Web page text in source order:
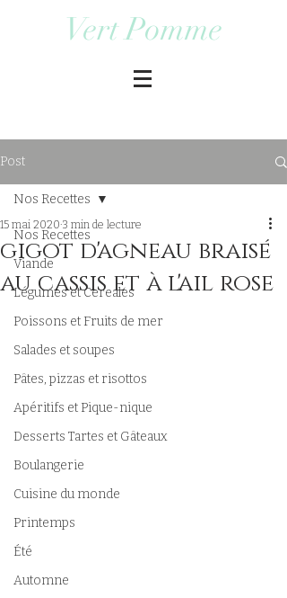
Vert Pomme
Post
Nos Recettes
Viande
Légumes et Cereales
Poissons et Fruits de mer
Salades et soupes
Pâtes, pizzas et risottos
Apéritifs et Pique-nique
Desserts Tartes et Gâteaux
Boulangerie
Cuisine du monde
Printemps
Été
Automne
Nos Recettes
gigot d'agneau braisé
au cassis et à l'ail rose
15 mai 2020 3 min de lecture